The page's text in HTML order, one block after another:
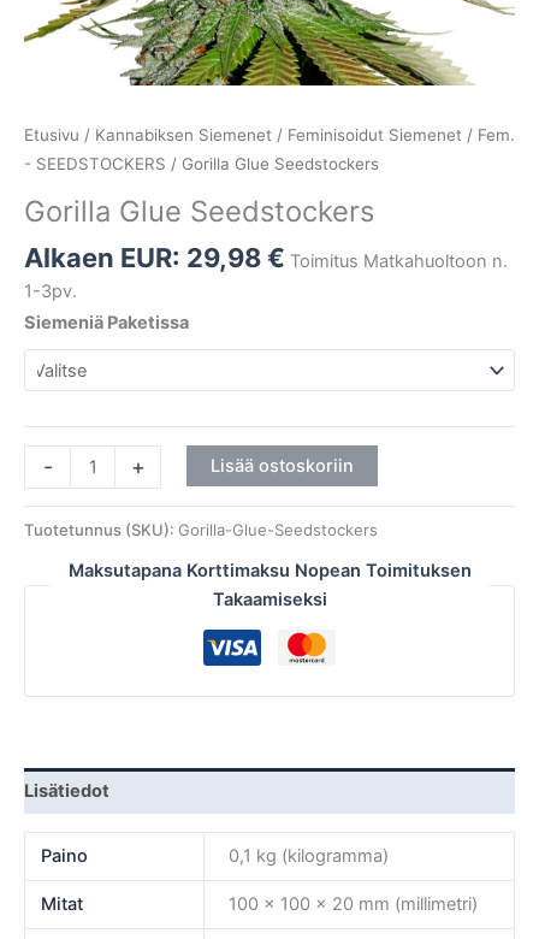
Etusivu / Kannabiksen Siemenet / Feminisoidut Siemenet / Fem.
- SEEDSTOCKERS / Gorilla Glue Seedstockers
Gorilla Glue Seedstockers
Alkaen EUR: 29,98€ Toimitus Matkahuoltoon n.
1-3pv.
Siemeniä Paketissa
- + Lisää ostoskoriin
Tuotetunnus (SKU): Gorilla-Glue-Seedstockers
Maksutapana Korttimaksu Nopean Toimituksen
Takaamiseksi
Lisätiedot
Paino 0,1 kg (kilogramma)
Mitat 100 × 100 × 20 mm (millimetri)